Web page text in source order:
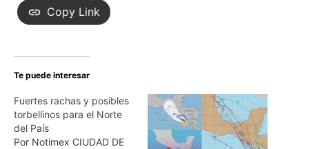
Copy Link
Te puede interesar
Fuertes rachas y posibles
torbellinos para el Norte
del País
Por Notimex CIUDAD DE